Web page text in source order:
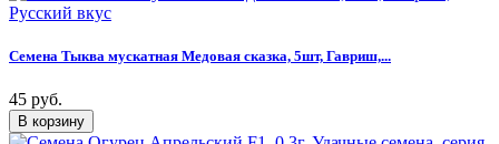
Семена Тыква мускатная Медовая сказка, 5шт, Гавриш,...
45 руб.